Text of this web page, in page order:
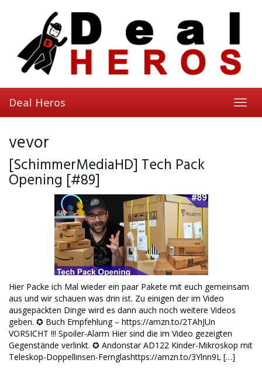
Deal Heros
vevor
[SchimmerMediaHD] Tech Pack
Opening [#89]
Hier Packe ich Mal wieder ein paar Pakete mit euch gemeinsam
aus und wir schauen was drin ist. Zu einigen der im Video
ausgepackten Dinge wird es dann auch noch weitere Videos
geben. ✪ Buch Empfehlung – https://amzn.to/2TAhJUn
VORSICHT !!! Spoiler-Alarm Hier sind die im Video gezeigten
Gegenstände verlinkt. ✪ Andonstar AD122 Kinder-Mikroskop mit
Teleskop-Doppellinsen-Fernglashttps://amzn.to/3Ylnn9L […]